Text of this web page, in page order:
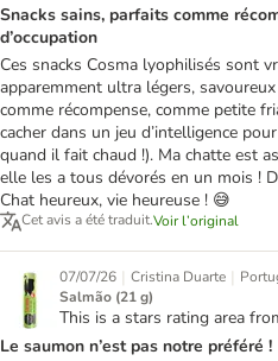
Snacks sains, parfaits comme
d’occupation
Ces snacks Cosma lyophilisés sont
apparemment ultra légers,
comme récompense, comme petite
cacher dans un jeu d’intelligence
quand il fait chaud !). Ma chatte est
elle les a tous dévorés en un mois !
Chat heureux, vie heureuse ! 😅
Cet avis a été traduit.Voir l’original
07/07/26 | Cristina Duarte |
Salmão (21 g)
This is a stars rating area
Le saumon n’est pas notre préféré !